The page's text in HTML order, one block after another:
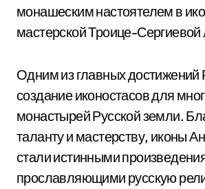
монашеским настоятелем в
мастерской Троице-
Одним из главных достижений
создание иконостасов для
монастырей Русской земли.
таланту и мастерству, иконы
стали истинными
прославляющими русскую